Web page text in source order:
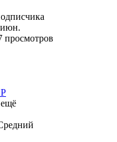
просмотров